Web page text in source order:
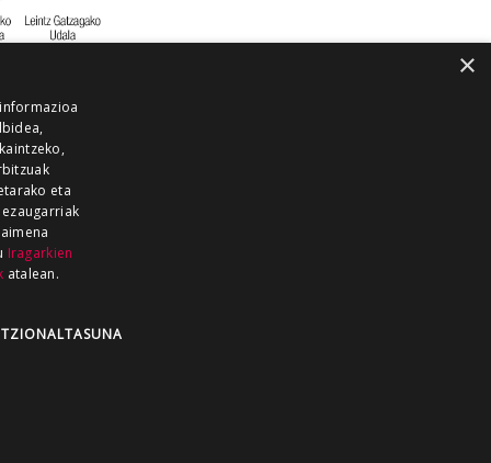
GUKA
GUKA
ZUMAIA GUKA
×
eta
Iragarkien
atalean.